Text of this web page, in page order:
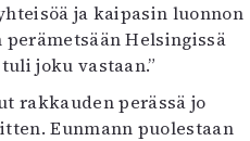
ja kaipasin luonnon
Helsingissä
joku vastaan.”
rakkauden perässä jo
Eunmann puolestaan